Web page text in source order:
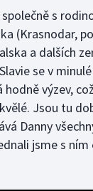
s
(Krasnodar,
a dalších
se v
výzev,
Jsou tu
Danny
jsme s ním